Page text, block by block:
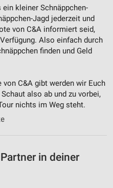
kleiner Schnäppchen-
Jagd jederzeit und
von C&A informiert seid,
Also einfach durch
finden und Geld
C&A gibt werden wir Euch
also ab und zu vorbei,
nichts im Weg steht.
in deiner